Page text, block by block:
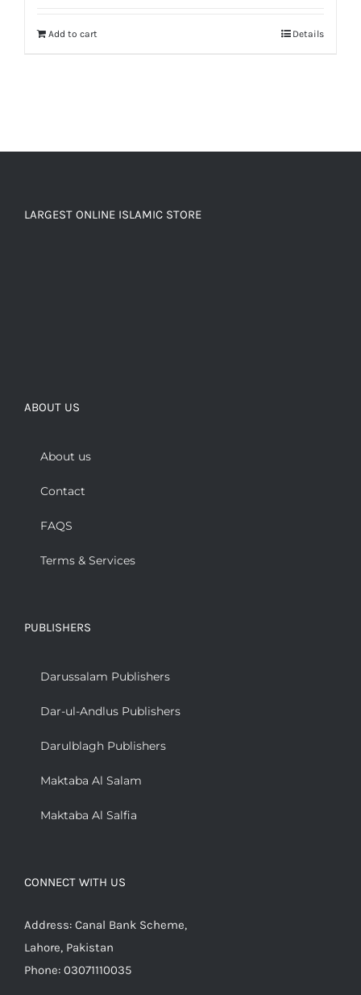
Add to cart Details
LARGEST ONLINE ISLAMIC STORE
ABOUT US
About us
Contact
FAQS
Terms & Services
PUBLISHERS
Darussalam Publishers
Dar-ul-Andlus Publishers
Darulblagh Publishers
Maktaba Al Salam
Maktaba Al Salfia
CONNECT WITH US
Address: Canal Bank Scheme,
Lahore, Pakistan
Phone: 03071110035